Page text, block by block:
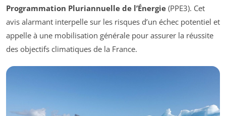
Programmation Pluriannuelle de l’Énergie (PPE3). Cet
avis alarmant interpelle sur les risques d’un échec potentiel et
appelle à une mobilisation générale pour assurer la réussite
des objectifs climatiques de la France.